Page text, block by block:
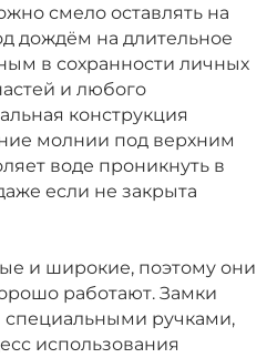
смело оставлять на
дождём на длительное
в сохранности личных
и любого
конструкция
молнии под верхним
воде проникнуть в
если не закрыта
и широкие, поэтому они
работают. Замки
ручками,
использования